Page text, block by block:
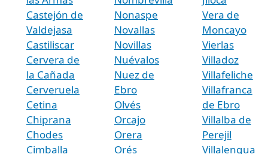
Castejón de
Valdejasa
Castiliscar
Cervera de
la Cañada
Cerveruela
Cetina
Chiprana
Chodes
Cimballa
Nonaspe
Novallas
Novillas
Nuévalos
Nuez de
Ebro
Olvés
Orcajo
Orera
Orés
Vera de
Moncayo
Vierlas
Villadoz
Villafeliche
Villafranca
de Ebro
Villalba de
Perejil
Villalengua